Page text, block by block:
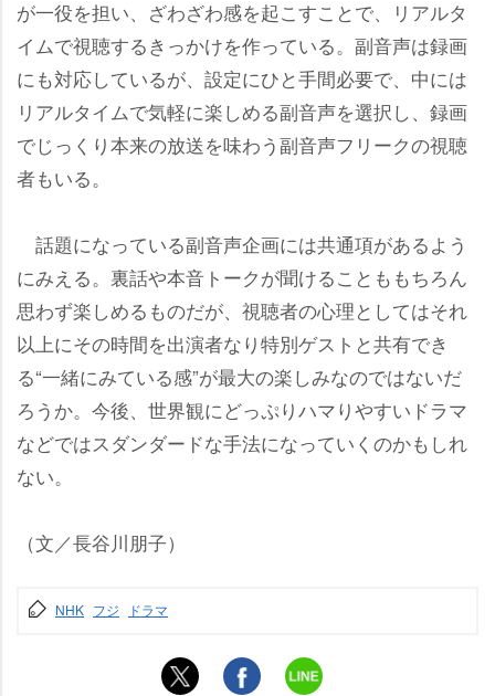
が一役を担い、ざわざわ感を起こすことで、リアルタ
イムで視聴するきっかけを作っている。副音声は録画
にも対応しているが、設定にひと手間必要で、中には
リアルタイムで気軽に楽しめる副音声を選択し、録画
でじっくり本来の放送を味わう副音声フリークの視聴
者もいる。
話題になっている副音声企画には共通項があるよう
にみえる。裏話や本音トークが聞けることももちろん
思わず楽しめるものだが、視聴者の心理としてはそれ
以上にその時間を出演者なり特別ゲストと共有でき
る“一緒にみている感”が最大の楽しみなのではないだ
ろうか。今後、世界観にどっぷりハマりやすいドラマ
などではスダンダードな手法になっていくのかもしれ
ない。
（文／長谷川朋子）
NHK フジ ドラマ